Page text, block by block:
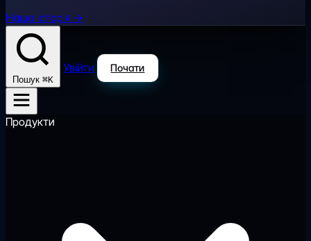
Наша історія →
Пошук ⌘K
Увійти Почати
Продукти